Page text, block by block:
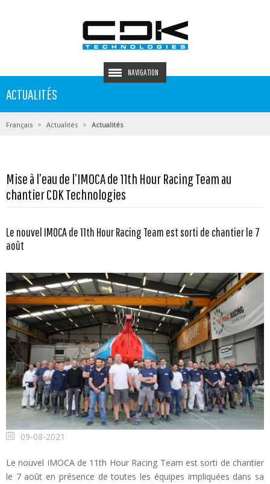
NAVIGATION
ACTUALITÉS
Français Actualités Actualités
Mise à l’eau de l’IMOCA de 11th Hour Racing Team au
chantier CDK Technologies
Le nouvel IMOCA de 11th Hour Racing Team est sorti de chantier le 7
août
09-08-2021
Le nouvel IMOCA de 11th Hour Racing Team est sorti de chantier
le 7 août en présence de toutes les équipes impliquées dans sa